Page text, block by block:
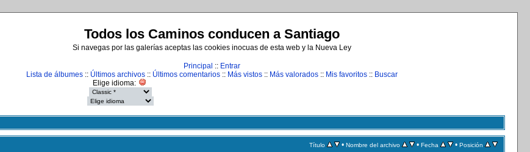
Todos los Caminos conducen a Santiago
Si navegas por las galerías aceptas las cookies inocuas de esta web y la Nueva Ley
Principal :: Entrar
Lista de álbumes:: Últimos archivos:: Últimos comentarios:: Más vistos:: Más valorados:: Mis favoritos:: Buscar
Elige idioma:
Título • Nombre del archivo • Fecha • Posición